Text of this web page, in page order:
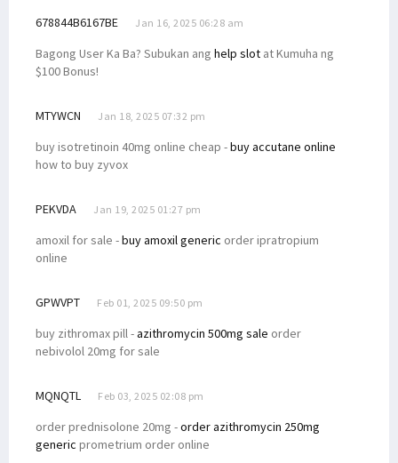
678844B6167BE Jan 16, 2025 06:28 am
Bagong User Ka Ba? Subukan ang help slot at Kumuha ng
$100 Bonus!
MTYWCN Jan 18, 2025 07:32 pm
buy isotretinoin 40mg online cheap -buy accutane online
how to buy zyvox
PEKVDA Jan 19, 2025 01:27 pm
amoxil for sale -buy amoxil generic order ipratropium
online
GPWVPT Feb 01, 2025 09:50 pm
buy zithromax pill -azithromycin 500mg sale order
nebivolol 20mg for sale
MQNQTL Feb 03, 2025 02:08 pm
order prednisolone 20mg -order azithromycin 250mg
generic prometrium order online